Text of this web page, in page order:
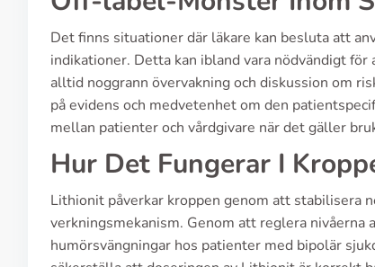
Det finns situationer där läkare kan besluta att
indikationer. Detta kan ibland vara nödvändigt
alltid noggrann övervakning och diskussion om
på evidens och medvetenhet om den
mellan patienter och vårdgivare när det gäller
Hur Det Fungerar I
Lithionit påverkar kroppen genom att stabilisera
verkningsmekanism. Genom att reglera
humörsvängningar hos patienter med bipolär